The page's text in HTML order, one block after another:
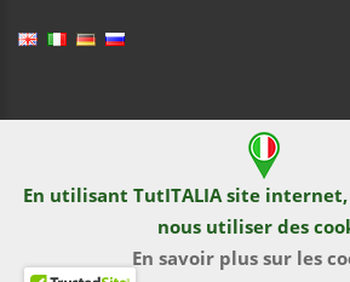
En utilisant TutITALIA site
nous utiliser des
En savoir plus sur les
dP Motion Media. Via La Piana 430,
Numero REA: RN410802. P.IVA:
1480041
© TutITALIA 2013-2026. L`impression et
documents graphiques sont interdites
sites. La violation est poursuivie en